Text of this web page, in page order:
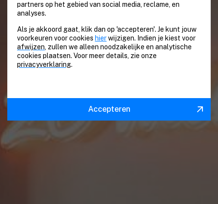
partners op het gebied van social media, reclame, en
analyses.
Als je akkoord gaat, klik dan op 'accepteren'. Je kunt jouw
voorkeuren voor cookies hierwijzigen. Indien je kiest voor
afwijzen, zullen we alleen noodzakelijke en analytische
cookies plaatsen. Voor meer details, zie onze
privacyverklaring.
Accepteren